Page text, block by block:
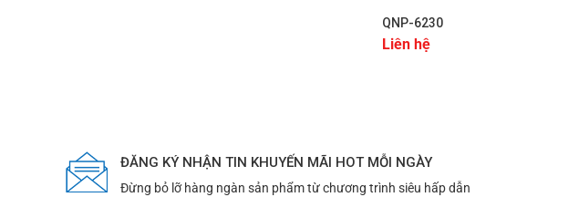
QNP-6230
Liên hệ
ĐĂNG KÝ NHẬN TIN KHUYẾN MÃI HOT MỖI NGÀY
Đừng bỏ lỡ hàng ngàn sản phẩm từ chương trình siêu hấp dẫn